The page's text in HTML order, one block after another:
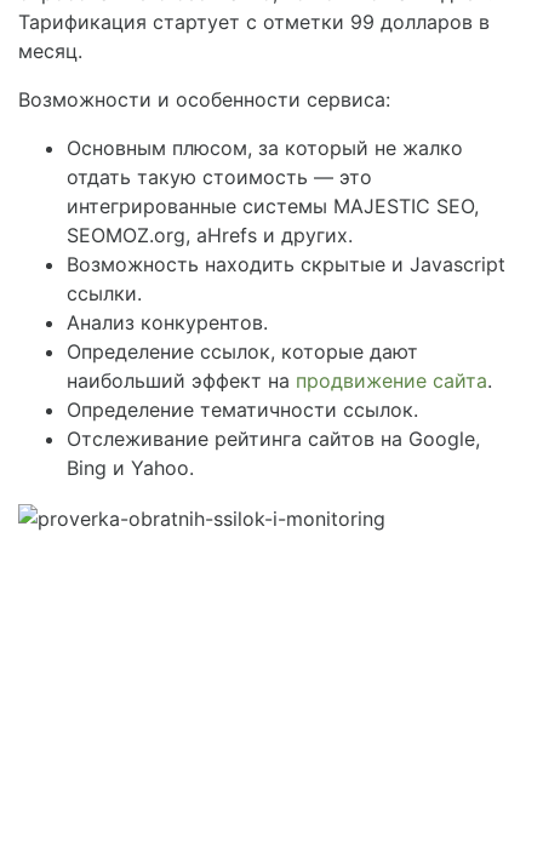
Тарификация стартует с отметки 99 долларов в
месяц.
Возможности и особенности сервиса:
Основным плюсом, за который не жалко
отдать такую стоимость — это
интегрированные системы MAJESTIC SEO,
SEOMOZ.org, aHrefs и других.
Возможность находить скрытые и Javascript
ссылки.
Анализ конкурентов.
Определение ссылок, которые дают
наибольший эффект на продвижение сайта.
Определение тематичности ссылок.
Отслеживание рейтинга сайтов на Google,
Bing и Yahoo.